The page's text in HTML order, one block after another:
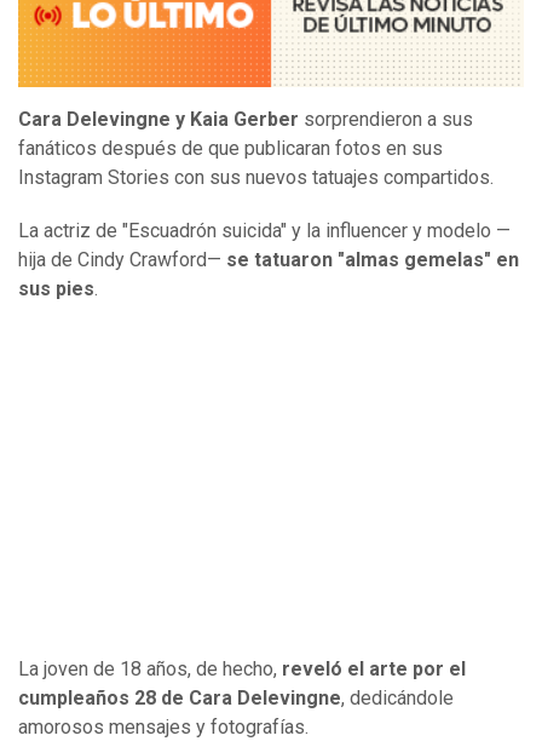
Cara Delevingne y Kaia Gerber sorprendieron a sus
fanáticos después de que publicaran fotos en sus
Instagram Stories con sus nuevos tatuajes compartidos.
La actriz de "Escuadrón suicida" y la influencer y modelo —
hija de Cindy Crawford— se tatuaron "almas gemelas" en
sus pies.
La joven de 18 años, de hecho, reveló el arte por el
cumpleaños 28 de Cara Delevingne, dedicándole
amorosos mensajes y fotografías.